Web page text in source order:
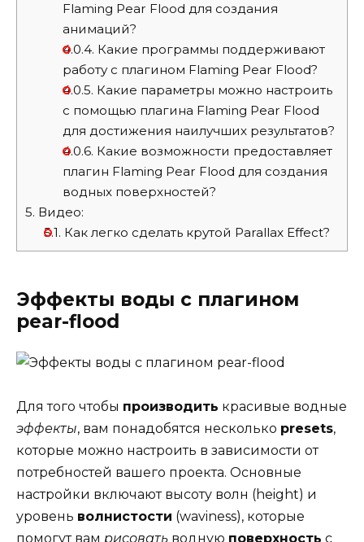
Flaming Pear Flood для создания
анимаций?
4.0.4. Какие программы поддерживают
работу с плагином Flaming Pear Flood?
4.0.5. Какие параметры можно настроить
с помощью плагина Flaming Pear Flood
для достижения наилучших результатов?
4.0.6. Какие возможности предоставляет
плагин Flaming Pear Flood для создания
водных поверхностей?
5. Видео:
5.1. Как легко сделать крутой Parallax Effect?
Эффекты воды с плагином
pear-flood
Для того чтобы производить красивые водные
эффекты, вам понадобятся несколько presets,
которые можно настроить в зависимости от
потребностей вашего проекта. Основные
настройки включают высоту волн (height) и
уровень волнистости (waviness), которые
помогут вам рисовать водную поверхность с